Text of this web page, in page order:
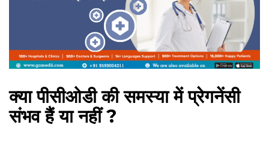
क्या पीसीओडी की समस्या में प्रेगनेंसी
संभव हैं या नहीं ?